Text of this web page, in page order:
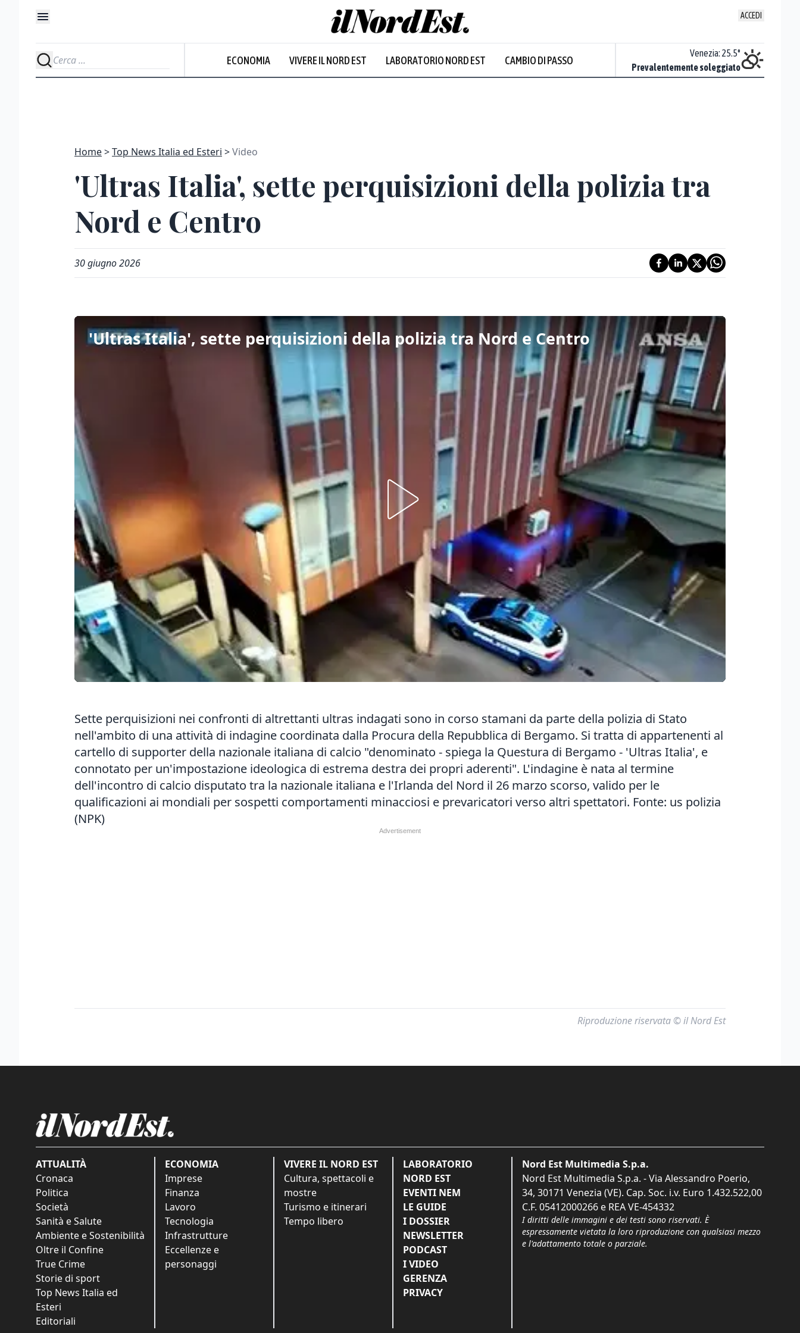
ACCEDI
ECONOMIA VIVERE IL NORD EST LABORATORIO NORD EST CAMBIO DI PASSO
Prevalentemente soleggiato
Venezia: 25.5°
Prevalentemente soleggiato
Home Top News Italia ed Esteri Video
'Ultras Italia', sette perquisizioni della polizia tra
Nord e Centro
30 giugno 2026
'Ultras Italia', sette perquisizioni della polizia tra Nord e Centro
Sette perquisizioni nei confronti di altrettanti ultras indagati sono in corso stamani da parte della polizia di Stato
nell'ambito di una attività di indagine coordinata dalla Procura della Repubblica di Bergamo. Si tratta di appartenenti al
cartello di supporter della nazionale italiana di calcio "denominato - spiega la Questura di Bergamo - 'Ultras Italia', e
connotato per un'impostazione ideologica di estrema destra dei propri aderenti". L'indagine è nata al termine
dell'incontro di calcio disputato tra la nazionale italiana e l'Irlanda del Nord il 26 marzo scorso, valido per le
qualificazioni ai mondiali per sospetti comportamenti minacciosi e prevaricatori verso altri spettatori. Fonte: us polizia
(NPK)
Riproduzione riservata © il Nord Est
ATTUALITÀ
Cronaca
Politica
Società
Sanità e Salute
Ambiente e Sostenibilità
Oltre il Confine
True Crime
Storie di sport
Top News Italia ed
Esteri
Editoriali
ECONOMIA
Imprese
Finanza
Lavoro
Tecnologia
Infrastrutture
Eccellenze e
personaggi
VIVERE IL NORD EST
Cultura, spettacoli e
mostre
Turismo e itinerari
Tempo libero
LABORATORIO
NORD EST
EVENTI NEM
LE GUIDE
I DOSSIER
NEWSLETTER
PODCAST
I VIDEO
GERENZA
PRIVACY
Nord Est Multimedia S.p.a.
Nord Est Multimedia S.p.a. - Via Alessandro Poerio,
34, 30171 Venezia (VE). Cap. Soc. i.v. Euro 1.432.522,00
C.F. 05412000266 e REA VE-454332
I diritti delle immagini e dei testi sono riservati. È
espressamente vietata la loro riproduzione con qualsiasi mezzo
e l'adattamento totale o parziale.